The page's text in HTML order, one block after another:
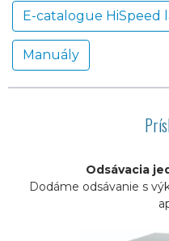
E-catalogue HiSpeed
Manuály
Odsávacia
Dodáme odsávanie s